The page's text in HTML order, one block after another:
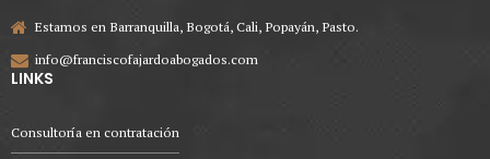
Estamos en Barranquilla, Bogotá, Cali, Popayán, Pasto.
info@franciscofajardoabogados.com
LINKS
Consultoría en contratación